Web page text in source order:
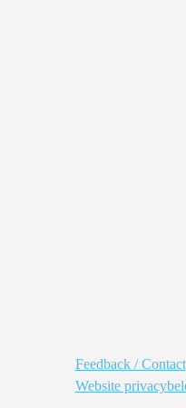
Feedback / Contact
Website